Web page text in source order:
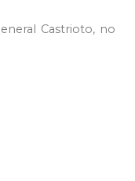
Castrioto, no